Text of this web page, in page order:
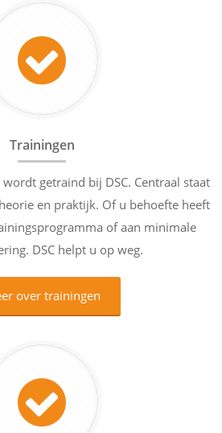
Trainingen
getraind bij DSC. Centraal staat
en praktijk. Of u behoefte heeft
of aan minimale
DSC helpt u op weg.
over trainingen